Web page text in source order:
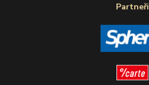
Partneři